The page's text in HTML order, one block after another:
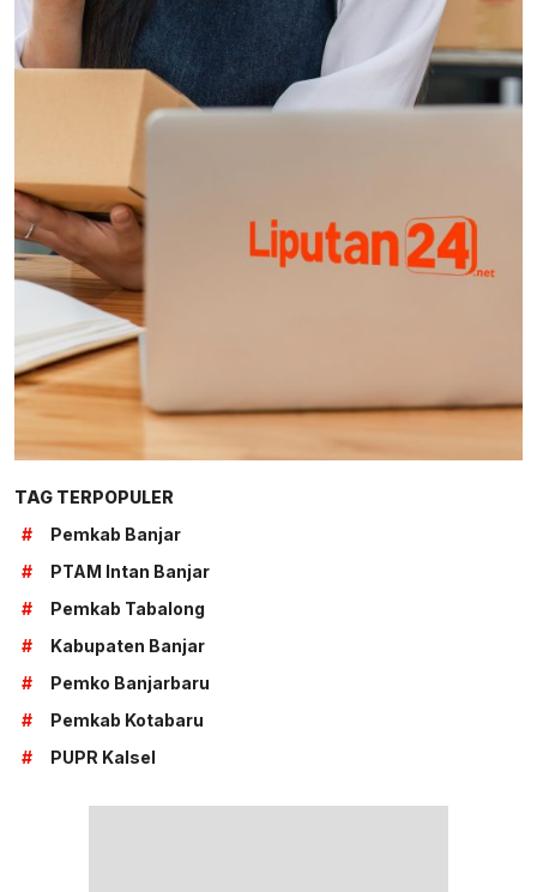
TAG TERPOPULER
#
Pemkab Banjar
#
PTAM Intan Banjar
#
Pemkab Tabalong
#
Kabupaten Banjar
#
Pemko Banjarbaru
#
Pemkab Kotabaru
#
PUPR Kalsel